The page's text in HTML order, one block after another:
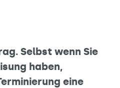
Selbst wenn Sie
haben,
eine